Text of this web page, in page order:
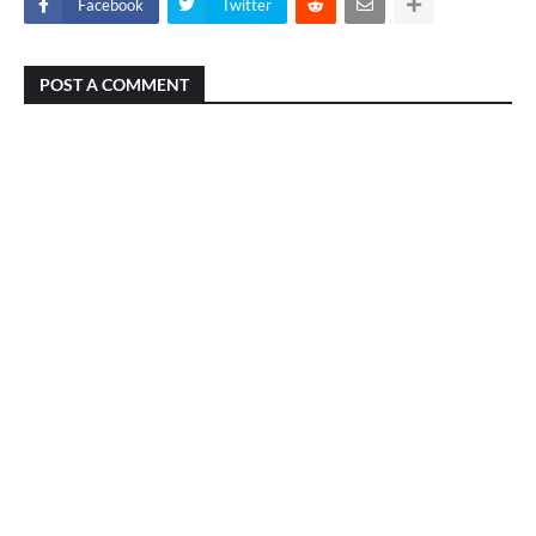
Facebook Twitter
POST A COMMENT